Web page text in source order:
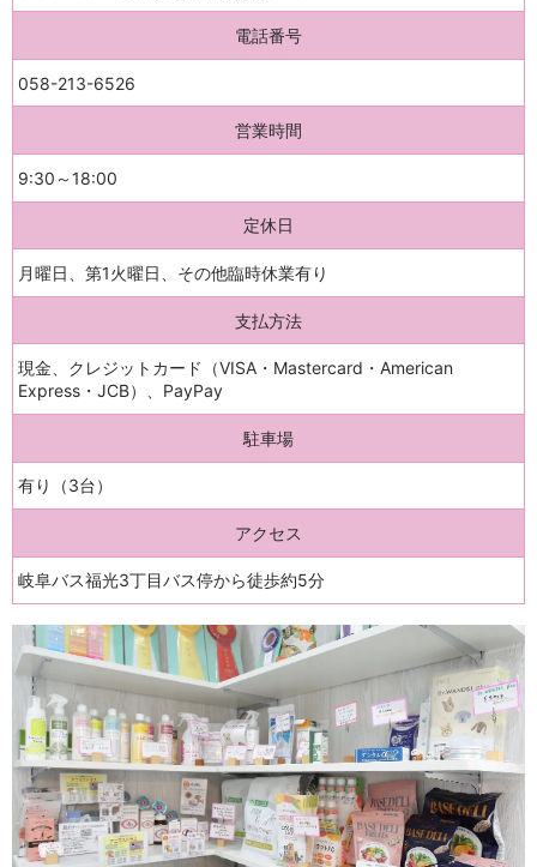
電話番号
058-213-6526
営業時間
9:30～18:00
定休日
月曜日、第1火曜日、その他臨時休業有り
支払方法
現金、クレジットカード（VISA・Mastercard・American
Express・JCB）、PayPay
駐車場
有り（3台）
アクセス
岐阜バス福光3丁目バス停から徒歩約5分